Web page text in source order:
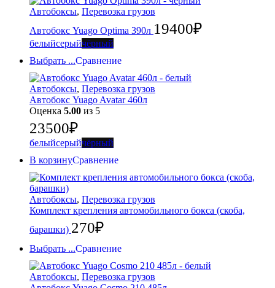
Автобоксы, Перевозка грузов
Автобокс Yuago Optima 390л 19400₽
белыйсерыйчёрный
Выбрать ...Сравнение
Автобоксы, Перевозка грузов
Автобокс Yuago Avatar 460л
Оценка 5.00 из 5
23500₽
белыйсерыйчёрный
В корзинуСравнение
Автобоксы, Перевозка грузов
Комплект крепления автомобильного бокса (скоба,
барашки) 270₽
Выбрать ...Сравнение
Автобоксы, Перевозка грузов